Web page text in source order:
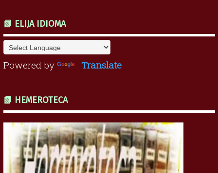
📗 ELIJA IDIOMA
Powered by Translate
📗 HEMEROTECA